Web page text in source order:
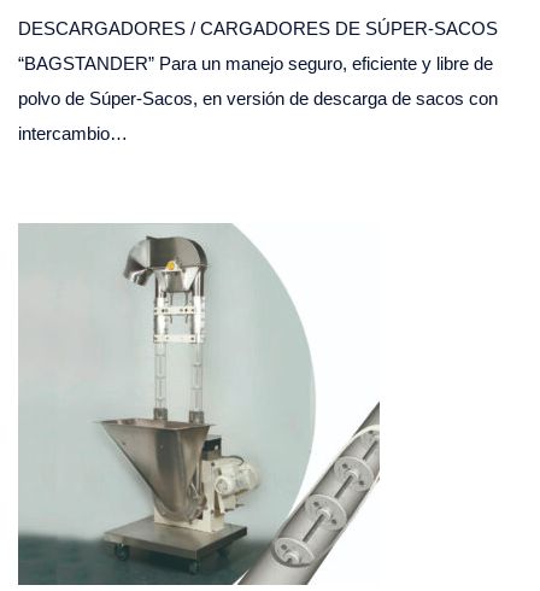
DESCARGADORES / CARGADORES DE SÚPER-SACOS
“BAGSTANDER” Para un manejo seguro, eficiente y libre de
polvo de Súper-Sacos, en versión de descarga de sacos con
intercambio…